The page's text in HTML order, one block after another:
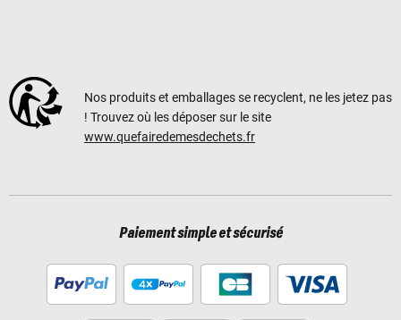
Nos produits et emballages se recyclent, ne les jetez pas
! Trouvez où les déposer sur le site
www.quefairedemesdechets.fr
Paiement simple et sécurisé